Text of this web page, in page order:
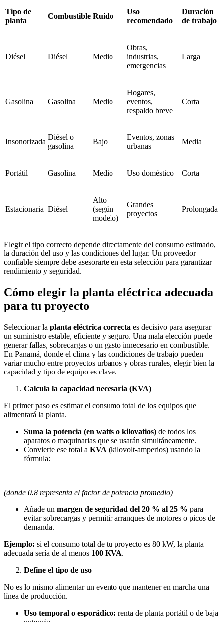
Tipo de
planta
Combustible Ruido
Uso
recomendado
Duración
de trabajo
Diésel Diésel Medio
Obras,
industrias,
emergencias
Larga
Gasolina Gasolina Medio
Hogares,
eventos,
respaldo breve
Corta
Insonorizada
Diésel o
gasolina
Bajo
Eventos, zonas
urbanas
Media
Portátil Gasolina Medio Uso doméstico Corta
Estacionaria Diésel
Alto
(según
modelo)
Grandes
proyectos
Prolongada
Elegir el tipo correcto depende directamente del consumo estimado,
la duración del uso y las condiciones del lugar. Un proveedor
confiable siempre debe asesorarte en esta selección para garantizar
rendimiento y seguridad.
Cómo elegir la planta eléctrica adecuada
para tu proyecto
Seleccionar la planta eléctrica correcta es decisivo para asegurar
un suministro estable, eficiente y seguro. Una mala elección puede
generar fallas, sobrecargas o un gasto innecesario en combustible.
En Panamá, donde el clima y las condiciones de trabajo pueden
variar mucho entre proyectos urbanos y obras rurales, elegir bien la
capacidad y tipo de equipo es clave.
Calcula la capacidad necesaria (KVA)
El primer paso es estimar el consumo total de los equipos que
alimentará la planta.
Suma la potencia (en watts o kilovatios) de todos los
aparatos o maquinarias que se usarán simultáneamente.
Convierte ese total a KVA (kilovolt-amperios) usando la
fórmula:
(donde 0.8 representa el factor de potencia promedio)
Añade un margen de seguridad del 20 % al 25 % para
evitar sobrecargas y permitir arranques de motores o picos de
demanda.
Ejemplo: si el consumo total de tu proyecto es 80 kW, la planta
adecuada sería de al menos 100 KVA.
Define el tipo de uso
No es lo mismo alimentar un evento que mantener en marcha una
línea de producción.
Uso temporal o esporádico: renta de planta portátil o de baja